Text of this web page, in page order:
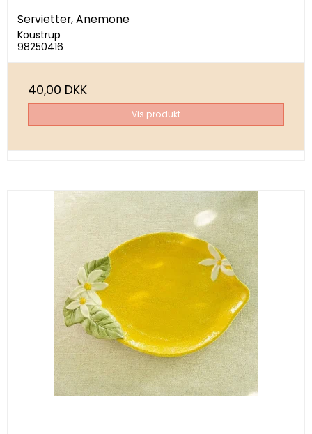
Servietter, Anemone
Koustrup
98250416
40,00 DKK
Vis produkt